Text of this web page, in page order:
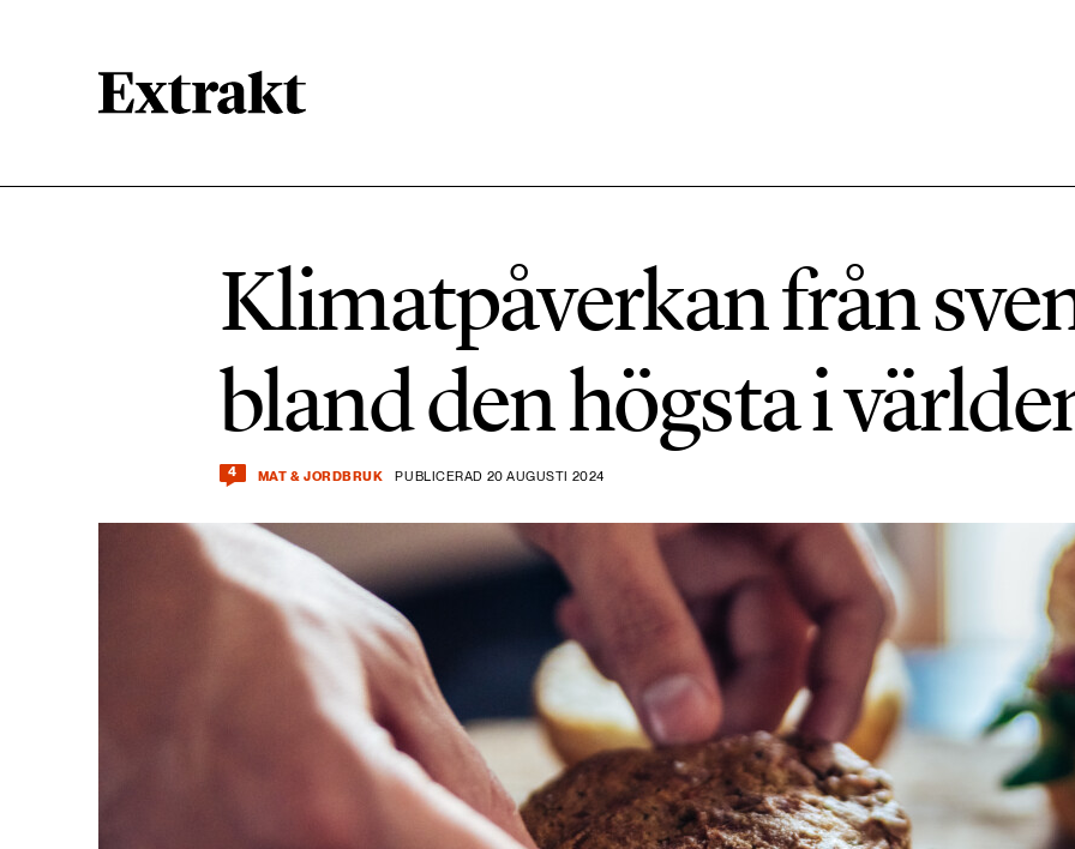
Klimat
Livsstil & konsumtion
612 ARTIKLAR
Mat & jordbruk
Social hållbarhet Transport
Klimatpåverkan från
bland den högsta i
4 MAT & JORDBRUK PUBLICERAD 20 AUGUSTI 2024